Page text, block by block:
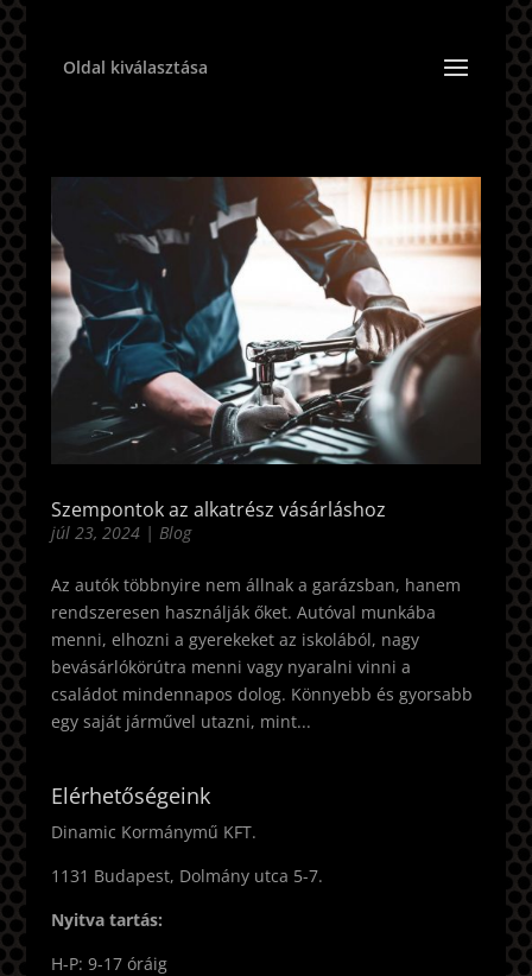
Oldal kiválasztása
Szempontok az alkatrész vásárláshoz
júl 23, 2024| Blog
Az autók többnyire nem állnak a garázsban, hanem
rendszeresen használják őket. Autóval munkába
menni, elhozni a gyerekeket az iskolából, nagy
bevásárlókörútra menni vagy nyaralni vinni a
családot mindennapos dolog. Könnyebb és gyorsabb
egy saját járművel utazni, mint...
Elérhetőségeink
Dinamic Kormánymű KFT.
1131 Budapest, Dolmány utca 5-7.
Nyitva tartás:
H-P: 9-17 óráig